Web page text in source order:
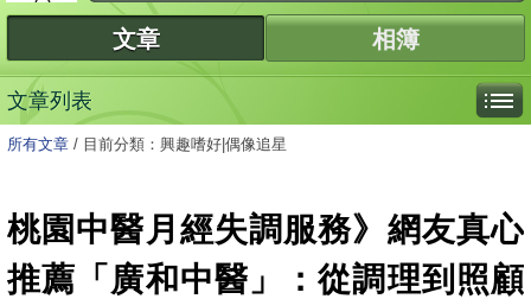
文章 相簿
文章列表
所有文章 / 目前分類：興趣嗜好|偶像追星
桃園中醫月經失調服務》網友真心
推薦「廣和中醫」：從調理到照顧